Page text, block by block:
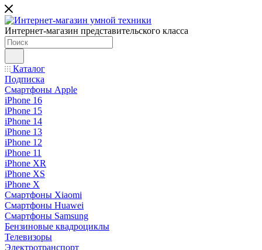
Интернет-магазин представительского класса
Каталог
Подписка
Смартфоны Apple
iPhone 16
iPhone 15
iPhone 14
iPhone 13
iPhone 12
iPhone 11
iPhone XR
iPhone XS
iPhone X
Смартфоны Xiaomi
Смартфоны Huawei
Смартфоны Samsung
Бензиновые квадроциклы
Телевизоры
Электротранспорт